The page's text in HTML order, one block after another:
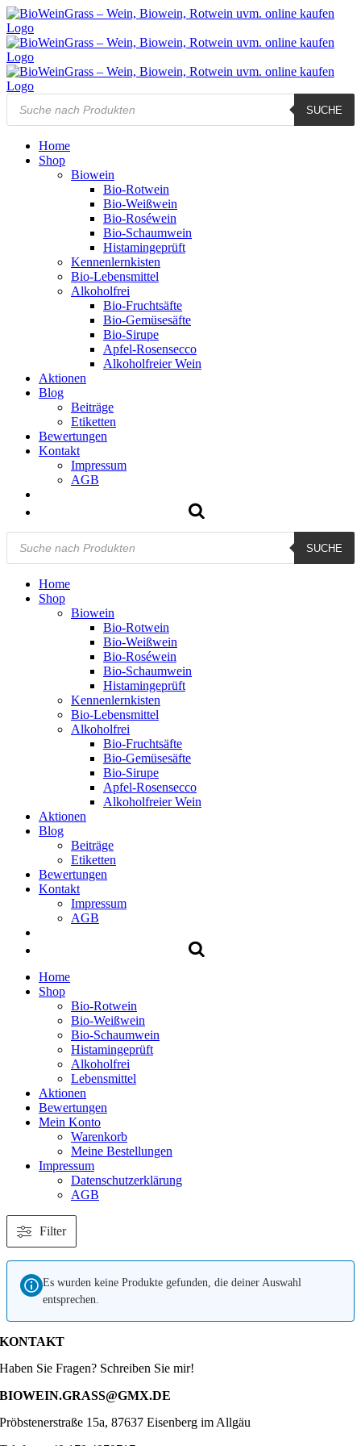
Zum
Inhalt
springen
Products
search
SUCHE
Home
Shop
Biowein
Bio-Rotwein
Bio-Weißwein
Bio-Roséwein
Bio-Schaumwein
Histamingeprüft
Kennenlernkisten
Bio-Lebensmittel
Alkoholfrei
Bio-Fruchtsäfte
Bio-Gemüsesäfte
Bio-Sirupe
Apfel-Rosensecco
Alkoholfreier Wein
Aktionen
Blog
Beiträge
Etiketten
Bewertungen
Kontakt
Impressum
AGB
Products
search
SUCHE
Home
Shop
Biowein
Bio-Rotwein
Bio-Weißwein
Bio-Roséwein
Bio-Schaumwein
Histamingeprüft
Kennenlernkisten
Bio-Lebensmittel
Alkoholfrei
Bio-Fruchtsäfte
Bio-Gemüsesäfte
Bio-Sirupe
Apfel-Rosensecco
Alkoholfreier Wein
Aktionen
Blog
Beiträge
Etiketten
Bewertungen
Kontakt
Impressum
AGB
Home
Shop
Bio-Rotwein
Bio-Weißwein
Bio-Schaumwein
Histamingeprüft
Alkoholfrei
Lebensmittel
Aktionen
Bewertungen
Mein Konto
Warenkorb
Meine Bestellungen
Impressum
Datenschutzerklärung
AGB
Filter
Es wurden keine Produkte gefunden, die deiner Auswahl
entsprechen.
KONTAKT
Haben Sie Fragen? Schreiben Sie mir!
BIOWEIN.GRASS@GMX.DE
Pröbstenerstraße 15a, 87637 Eisenberg im Allgäu